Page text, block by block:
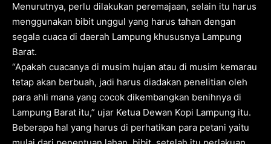
Menurutnya, perlu dilakukan peremajaan, selain itu harus
menggunakan bibit unggul yang harus tahan dengan
segala cuaca di daerah Lampung khususnya Lampung
Barat.
“Apakah cuacanya di musim hujan atau di musim kemarau
tetap akan berbuah, jadi harus diadakan penelitian oleh
para ahli mana yang cocok dikembangkan benihnya di
Lampung Barat itu,” ujar Ketua Dewan Kopi Lampung itu.
Beberapa hal yang harus di perhatikan para petani yaitu